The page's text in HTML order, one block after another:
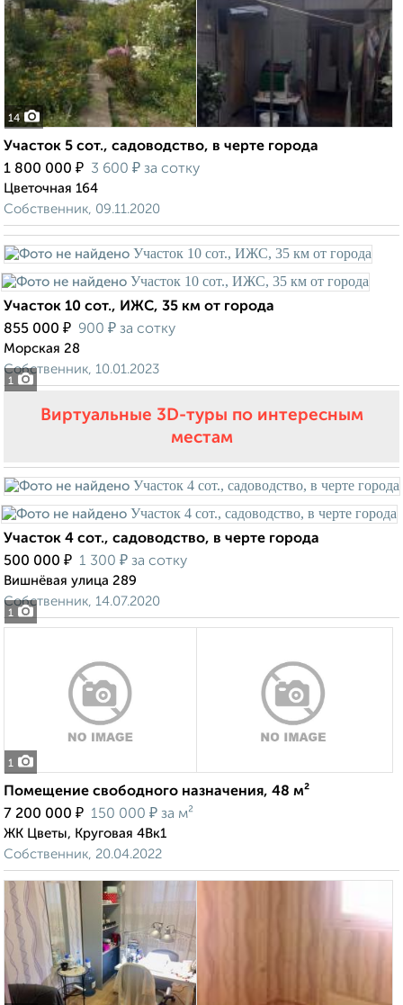
14
Участок 5 сот., садоводство, в черте города
1 800 000 ₽ 3 600 ₽ за сотку
Цветочная 164
Собственник, 09.11.2020
1
Участок 10 сот., ИЖС, 35 км от города
855 000 ₽ 900 ₽ за сотку
Морская 28
Собственник, 10.01.2023
Виртуальные 3D-туры по интересным
местам
1
Участок 4 сот., садоводство, в черте города
500 000 ₽ 1 300 ₽ за сотку
Вишнёвая улица 289
Собственник, 14.07.2020
1
Помещение свободного назначения, 48 м²
7 200 000 ₽ 150 000 ₽ за м²
ЖК Цветы, Круговая 4Вк1
Собственник, 20.04.2022